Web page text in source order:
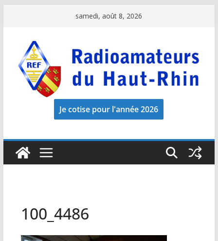
contenu
samedi, août 8, 2026
100_4486